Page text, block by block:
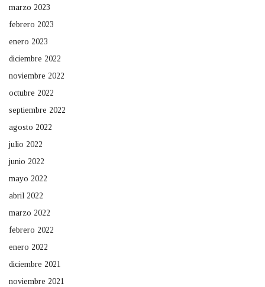
marzo 2023
febrero 2023
enero 2023
diciembre 2022
noviembre 2022
octubre 2022
septiembre 2022
agosto 2022
julio 2022
junio 2022
mayo 2022
abril 2022
marzo 2022
febrero 2022
enero 2022
diciembre 2021
noviembre 2021